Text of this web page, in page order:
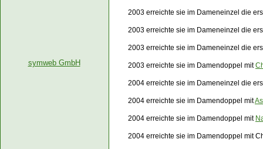
2003 erreichte sie im Dameneinzel die
2003 erreichte sie im Dameneinzel die
2003 erreichte sie im Dameneinzel die
2003 erreichte sie im Damendoppel mit
2004 erreichte sie im Dameneinzel die
2004 erreichte sie im Damendoppel mit
2004 erreichte sie im Damendoppel mit
2004 erreichte sie im Damendoppel mit
symweb GmbH